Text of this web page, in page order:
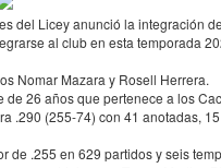
del Licey anunció la integración
al club en esta temporada
Nomar Mazara y Rosell Herrera.
26 años que pertenece a los
.290 (255-74) con 41 anotadas,
de .255 en 629 partidos y seis